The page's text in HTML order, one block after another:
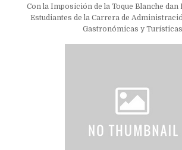
Con la Imposición de la Toque Blanche dan
Estudiantes de la Carrera de
Gastronómicas y